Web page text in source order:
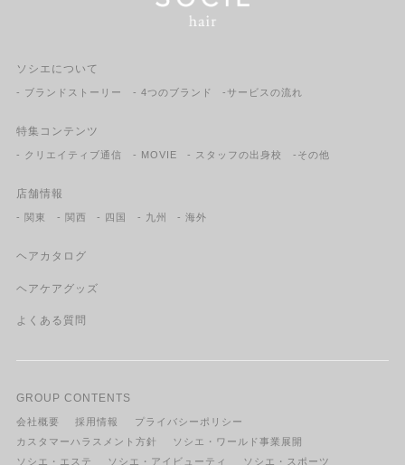
ソシエについて
- ブランドストーリー - 4つのブランド -サービスの流れ
特集コンテンツ
- クリエイティブ通信 - MOVIE - スタッフの出身校 -その他
店舗情報
- 関東 - 関西 - 四国 - 九州 - 海外
ヘアカタログ
ヘアケアグッズ
よくある質問
GROUP CONTENTS
会社概要 採用情報
プライバシーポリシー
カスタマーハラスメント方針
ソシエ・ワールド事業展開
ソシエ・エステ
ソシエ・アイビューティ ソシエ・スポーツ